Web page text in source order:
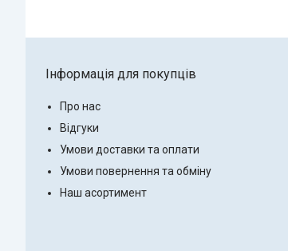
Інформація для покупців
Про нас
Відгуки
Умови доставки та оплати
Умови повернення та обміну
Наш асортимент